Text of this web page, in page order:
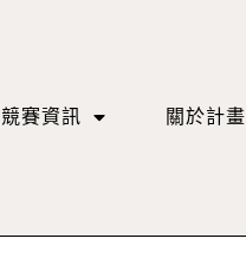
競賽資訊 關於計畫